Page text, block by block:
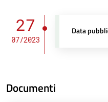
27
07/2023
Data
Documenti